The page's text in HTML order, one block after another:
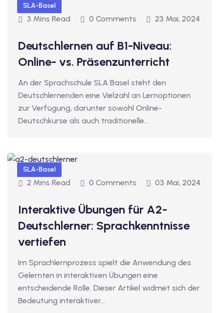
SLA-Basel
3 Mins Read 0 Comments 23 Mai, 2024
Deutschlernen auf B1-Niveau:
Online- vs. Präsenzunterricht
An der Sprachschule SLA Basel steht den
Deutschlernenden eine Vielzahl an Lernoptionen
zur Verfügung, darunter sowohl Online-
Deutschkurse als auch traditionelle…
SLA-Basel
2 Mins Read 0 Comments 03 Mai, 2024
Interaktive Übungen für A2-
Deutschlerner: Sprachkenntnisse
vertiefen
Im Sprachlernprozess spielt die Anwendung des
Gelernten in interaktiven Übungen eine
entscheidende Rolle. Dieser Artikel widmet sich der
Bedeutung interaktiver…